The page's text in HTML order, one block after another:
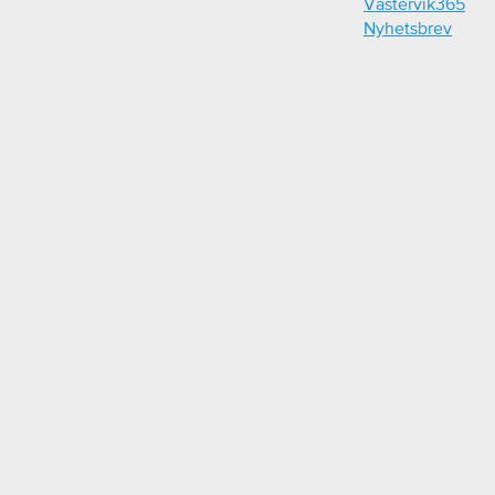
Nyhetsbrev